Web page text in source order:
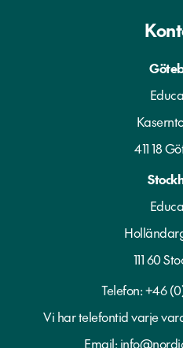
411 18
111 60
Telefon:+46
Vi har telefontid varje
Email: